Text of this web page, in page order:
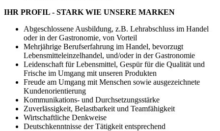
IHR PROFIL - STARK WIE UNSERE MARKEN
Abgeschlossene Ausbildung, z.B. Lehrabschluss im Handel
oder in der Gastronomie, von Vorteil
Mehrjährige Berufserfahrung im Handel, bevorzugt
Lebensmitteleinzelhandel, und/oder in der Gastronomie
Leidenschaft für Lebensmittel, Gespür für die Qualität und
Frische im Umgang mit unseren Produkten
Freude am Umgang mit Menschen sowie ausgezeichnete
Kundenorientierung
Kommunikations- und Durchsetzungsstärke
Zuverlässigkeit, Belastbarkeit und Teamfähigkeit
Wirtschaftliche Denkweise
Deutschkenntnisse der Tätigkeit entsprechend